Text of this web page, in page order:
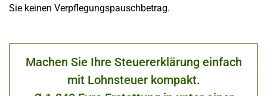
Sie keinen Verpflegungspauschbetrag.
Machen Sie Ihre Steuererklärung einfach
mit Lohnsteuer kompakt.